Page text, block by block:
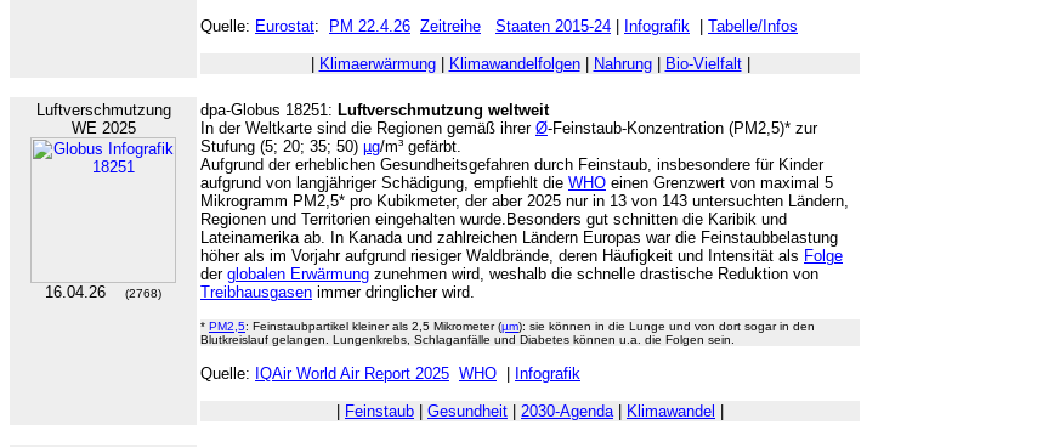
Quelle: Eurostat: PM 22.4.26 Zeitreihe Staaten 2015-24 Infografik Tabelle/Infos
Klimaerwärmung| Klimawandelfolgen| Nahrung| Bio-Vielfalt|
Luftverschmutzung
WE 2025
16.04.26 (2768)
dpa-Globus 18251: Luftverschmutzung weltweit
In der Weltkarte sind die Regionen gemäß ihrer Ø-Feinstaub-Konzentration (PM2,5)* zur
Stufung (5; 20; 35; 50) µg/m³ gefärbt.
Aufgrund der erheblichen Gesundheitsgefahren durch Feinstaub, insbesondere für Kinder
aufgrund von langjähriger Schädigung, empfiehlt die WHO einen Grenzwert von maximal 5
Mikrogramm PM2,5* pro Kubikmeter, der aber 2025 nur in 13 von 143 untersuchten Ländern,
Regionen und Territorien eingehalten wurde.Besonders gut schnitten die Karibik und
Lateinamerika ab. In Kanada und zahlreichen Ländern Europas war die Feinstaubbelastung
höher als im Vorjahr aufgrund riesiger Waldbrände, deren Häufigkeit und Intensität als Folge
der globalen Erwärmung zunehmen wird, weshalb die schnelle drastische Reduktion von
Treibhausgasen immer dringlicher wird.
* PM2,5: Feinstaubpartikel kleiner als 2,5 Mikrometer (µm): sie können in die Lunge und von dort sogar in den
Blutkreislauf gelangen. Lungenkrebs, Schlaganfälle und Diabetes können u.a. die Folgen sein.
Quelle: IQAir World Air Report 2025 WHO Infografik
Feinstaub Gesundheit 2030-Agenda| Klimawandel